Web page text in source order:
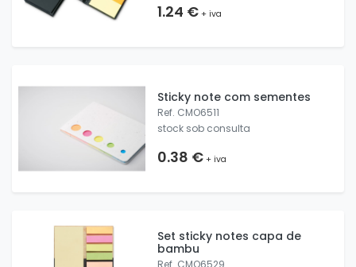
1.24 €+ iva
Sticky note com sementes
Ref. CMO6511
stock sob consulta
0.38 €+ iva
Set sticky notes capa de
bambu
Ref. CMO6529